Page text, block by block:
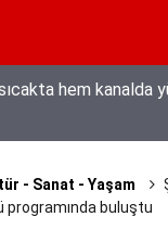
Duran’ın
İletişim Şûrası ve
başlıklı
- Sanat - Yaşam
programında buluştu